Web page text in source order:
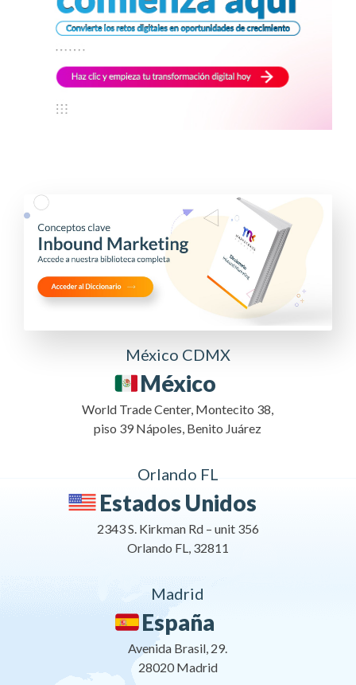
México CDMX
México
World Trade Center, Montecito 38,
piso 39 Nápoles, Benito Juárez
Orlando FL
Estados Unidos
2343 S. Kirkman Rd – unit 356
Orlando FL, 32811
Madrid
España
Avenida Brasil, 29.
28020 Madrid